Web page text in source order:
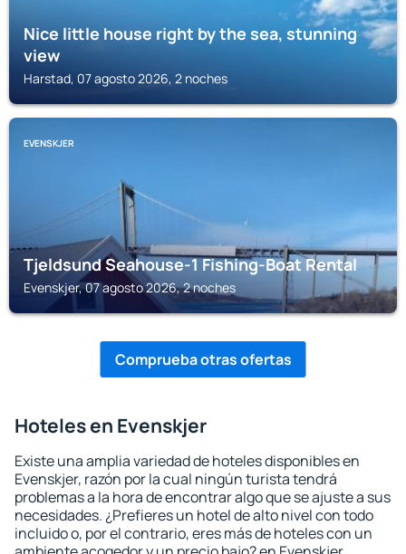
Nice little house right by the sea, stunning
view
Harstad, 07 agosto 2026, 2 noches
EVENSKJER
Tjeldsund Seahouse-1 Fishing-Boat Rental
Evenskjer, 07 agosto 2026, 2 noches
Comprueba otras ofertas
Hoteles en Evenskjer
Existe una amplia variedad de hoteles disponibles en
Evenskjer, razón por la cual ningún turista tendrá
problemas a la hora de encontrar algo que se ajuste a sus
necesidades. ¿Prefieres un hotel de alto nivel con todo
incluido o, por el contrario, eres más de hoteles con un